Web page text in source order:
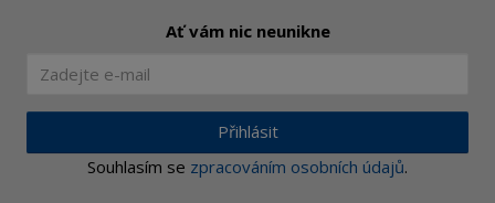
Ať vám nic neunikne
Přihlásit
Souhlasím se zpracováním osobních údajů.